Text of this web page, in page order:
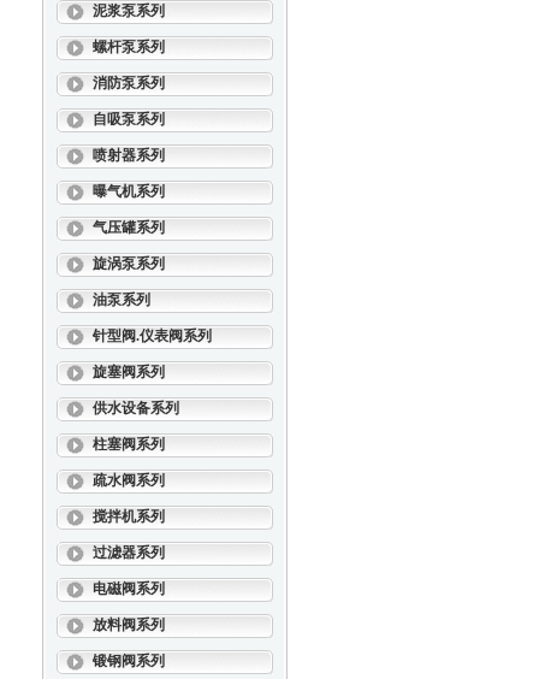
泥浆泵系列
螺杆泵系列
消防泵系列
自吸泵系列
喷射器系列
曝气机系列
气压罐系列
旋涡泵系列
油泵系列
针型阀.仪表阀系列
旋塞阀系列
供水设备系列
柱塞阀系列
疏水阀系列
搅拌机系列
过滤器系列
电磁阀系列
放料阀系列
锻钢阀系列